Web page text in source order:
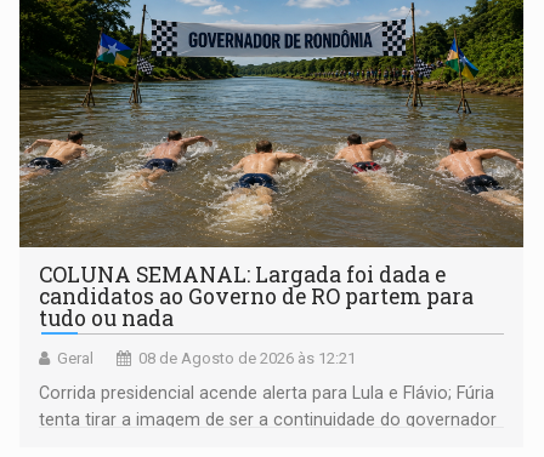
COLUNA SEMANAL: Largada foi dada e
candidatos ao Governo de RO partem para
tudo ou nada
Geral 08 de Agosto de 2026 às 12:21
Corrida presidencial acende alerta para Lula e Flávio; Fúria
tenta tirar a imagem de ser a continuidade do governador